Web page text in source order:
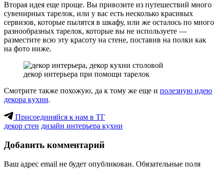
Вторая идея еще проще. Вы привозите из путешествий много
сувенирных тарелок, или у вас есть несколько красивых
сервизов, которые пылятся в шкафу, или же осталось по много
разнообразных тарелок, которые вы не используете —
разместите всю эту красоту на стене, поставив на полки как
на фото ниже.
декор интерьера при помощи тарелок
Смотрите также похожую, да к тому же еще и полезную идею
декора кухни.
Присоединяйся к нам в ТГ
декор стен дизайн интерьера кухни
Добавить комментарий
Ваш адрес email не будет опубликован. Обязательные поля